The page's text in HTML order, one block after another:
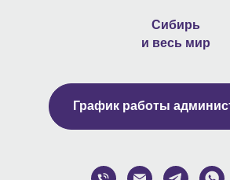
Сибирь
и весь мир
График работы